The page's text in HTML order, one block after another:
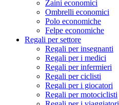
Zaini economici
Ombrelli economici
Polo economiche
Felpe economiche
Regali per settore
Regali per insegnanti
Regali per i medici
Regali per infermieri
Regali per ciclisti
Regali per i giocatori
Regali per motociclisti